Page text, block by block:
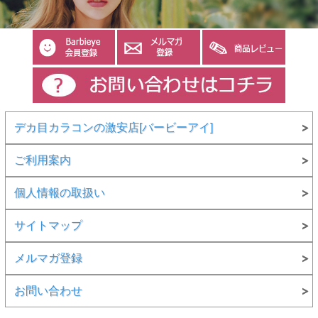
デカ目カラコンの激安店[バービーアイ]
ご利用案内
個人情報の取扱い
サイトマップ
メルマガ登録
お問い合わせ